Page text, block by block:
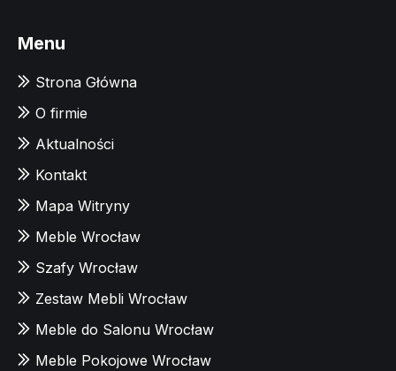
Menu
Strona Główna
O firmie
Aktualności
Kontakt
Mapa Witryny
Meble Wrocław
Szafy Wrocław
Zestaw Mebli Wrocław
Meble do Salonu Wrocław
Meble Pokojowe Wrocław